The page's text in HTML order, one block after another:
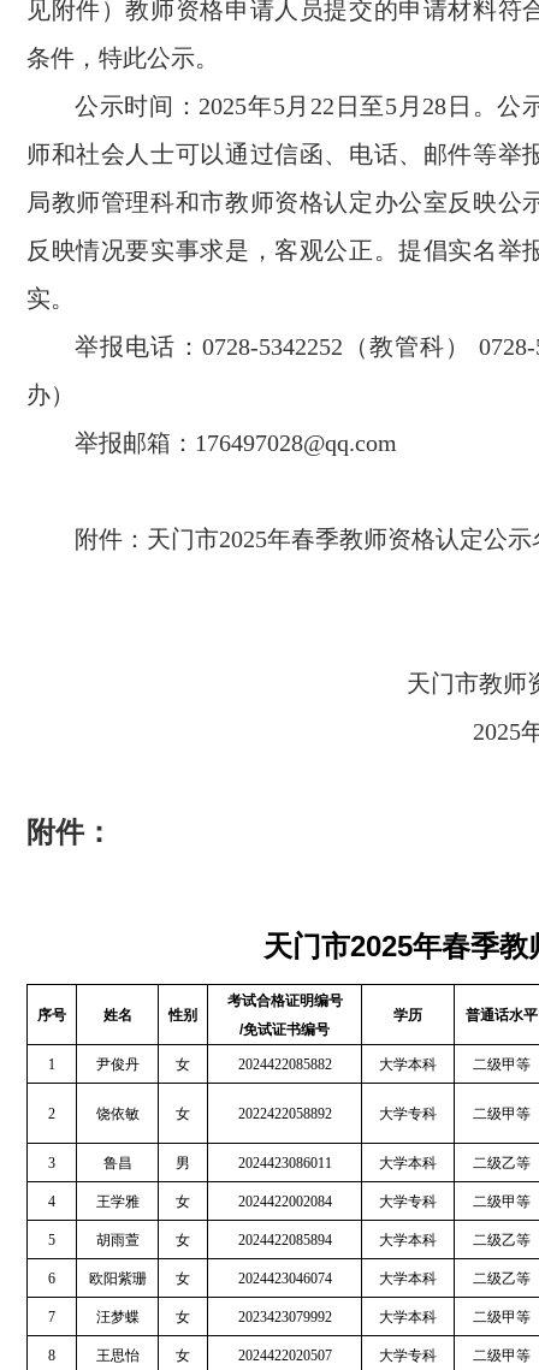
见附件）教师资格申请人员提交的申请材料符
条件，特此公示。
公示时间：2025年5月22日至5月28日。公
师和社会人士可以通过信函、电话、邮件等举
局教师管理科和市教师资格认定办公室反映公
反映情况要实事求是，客观公正。提倡实名举
实。
举报电话：0728-5342252（教管科）
办）
举报邮箱：176497028@qq.com
附件：天门市2025年春季教师资格认定公示
天门市教师
附件：
天门市2025年春季
序号 姓名 性别
考试合格证明编号
/免试证书编号
学历 普通话水平
1 尹俊丹 女 2024422085882 大学本科 二级甲等
2 饶依敏 女 2022422058892 大学专科 二级甲等
3 鲁昌 男 2024423086011 大学本科 二级乙等
4 王学雅 女 2024422002084 大学专科 二级甲等
5 胡雨萱 女 2024422085894 大学本科 二级乙等
6 欧阳紫珊 女 2024423046074 大学本科 二级乙等
7 汪梦蝶 女 2023423079992 大学本科 二级甲等
8 王思怡 女 2024422020507 大学专科 二级甲等